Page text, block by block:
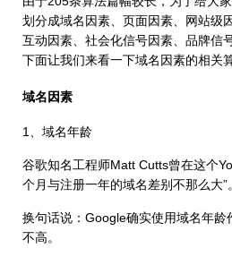
划分成域名因素、页面因素、网站级
互动因素、社会化信号因素、品牌信
下面让我们来看一下域名因素的相关算
域名因素
1、域名年龄
谷歌知名工程师Matt Cutts曾在这个
个月与注册一年的域名差别不那么大”。
换句话说：Google确实使用域名年
不高。